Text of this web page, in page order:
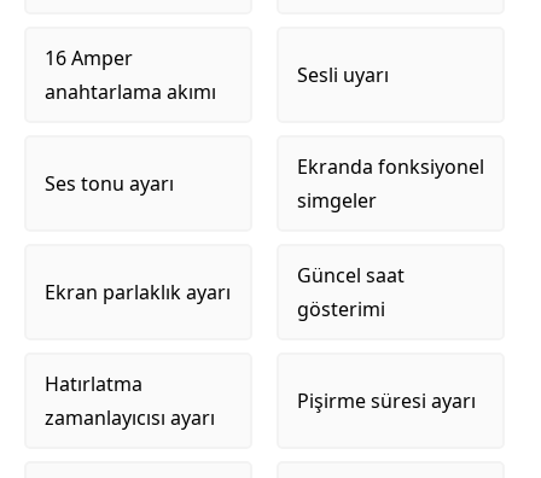
16 Amper
anahtarlama akımı
Sesli uyarı
Ses tonu ayarı
Ekranda fonksiyonel
simgeler
Ekran parlaklık ayarı
Güncel saat
gösterimi
Hatırlatma
zamanlayıcısı ayarı
Pişirme süresi ayarı